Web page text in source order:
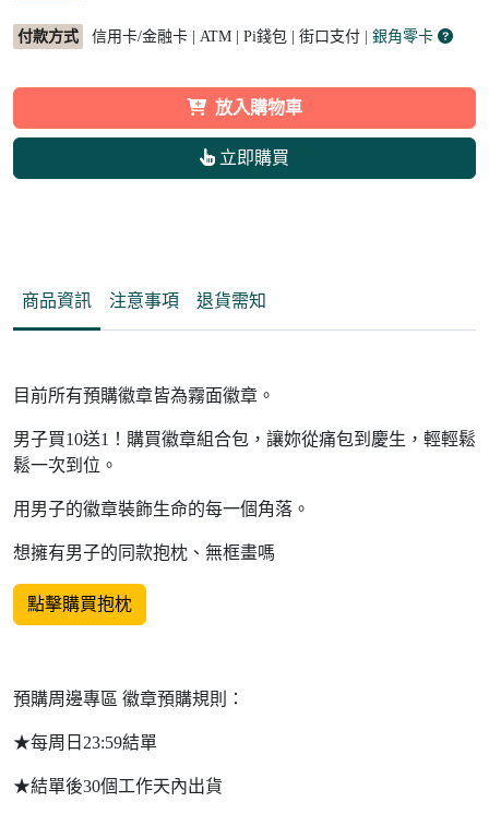
付款方式 信用卡/金融卡 | ATM | Pi錢包 | 街口支付 | 銀角零卡
放入購物車
立即購買
商品資訊 注意事項 退貨需知
目前所有預購徽章皆為霧面徽章。
男子買10送1！購買徽章組合包，讓妳從痛包到慶生，輕輕鬆
鬆一次到位。
用男子的徽章裝飾生命的每一個角落。
想擁有男子的同款抱枕、無框畫嗎
點擊購買抱枕
預購周邊專區 徽章預購規則：
★每周日23:59結單
★結單後30個工作天內出貨